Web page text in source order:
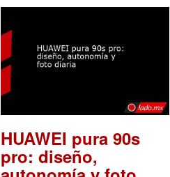
HUAWEI pura 90s
pro: diseño,